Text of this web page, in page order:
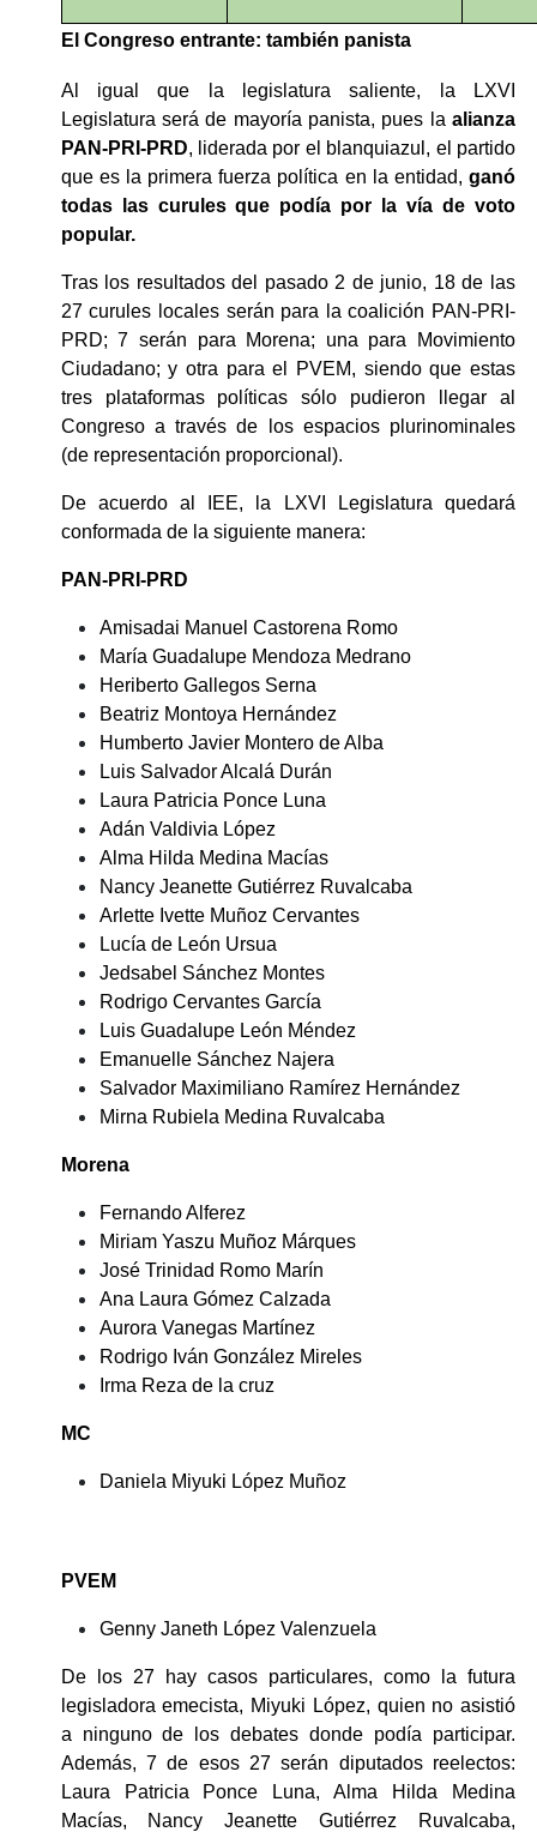
El Congreso entrante: también panista
Al igual que la legislatura saliente, la LXVI
Legislatura será de mayoría panista, pues la alianza
PAN-PRI-PRD, liderada por el blanquiazul, el partido
que es la primera fuerza política en la entidad, ganó
todas las curules que podía por la vía de voto
popular.
Tras los resultados del pasado 2 de junio, 18 de las
27 curules locales serán para la coalición PAN-PRI-
PRD; 7 serán para Morena; una para Movimiento
Ciudadano; y otra para el PVEM, siendo que estas
tres plataformas políticas sólo pudieron llegar al
Congreso a través de los espacios plurinominales
(de representación proporcional).
De acuerdo al IEE, la LXVI Legislatura quedará
conformada de la siguiente manera:
PAN-PRI-PRD
Amisadai Manuel Castorena Romo
María Guadalupe Mendoza Medrano
Heriberto Gallegos Serna
Beatriz Montoya Hernández
Humberto Javier Montero de Alba
Luis Salvador Alcalá Durán
Laura Patricia Ponce Luna
Adán Valdivia López
Alma Hilda Medina Macías
Nancy Jeanette Gutiérrez Ruvalcaba
Arlette Ivette Muñoz Cervantes
Lucía de León Ursua
Jedsabel Sánchez Montes
Rodrigo Cervantes García
Luis Guadalupe León Méndez
Emanuelle Sánchez Najera
Salvador Maximiliano Ramírez Hernández
Mirna Rubiela Medina Ruvalcaba
Morena
Fernando Alferez
Miriam Yaszu Muñoz Márques
José Trinidad Romo Marín
Ana Laura Gómez Calzada
Aurora Vanegas Martínez
Rodrigo Iván González Mireles
Irma Reza de la cruz
MC
Daniela Miyuki López Muñoz
PVEM
Genny Janeth López Valenzuela
De los 27 hay casos particulares, como la futura
legisladora emecista, Miyuki López, quien no asistió
a ninguno de los debates donde podía participar.
Además, 7 de esos 27 serán diputados reelectos:
Laura Patricia Ponce Luna, Alma Hilda Medina
Macías, Nancy Jeanette Gutiérrez Ruvalcaba,